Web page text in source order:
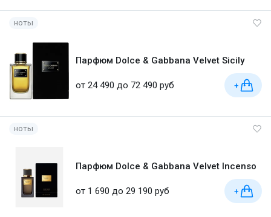
ноты
Парфюм Dolce & Gabbana Velvet Sicily
от 24 490 до 72 490 руб +
ноты
Парфюм Dolce & Gabbana Velvet Incenso
от 1 690 до 29 190 руб +